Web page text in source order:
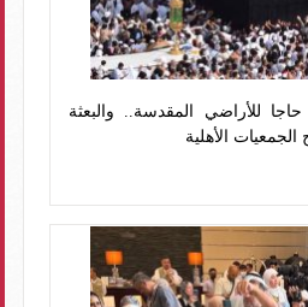
وصول 5647 حاجا للأراضي المقدسة.. والبعثة
الأهلية